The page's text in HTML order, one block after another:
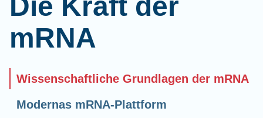
mRNA
Wissenschaftliche Grundlagen der mRNA
Modernas mRNA-Plattform